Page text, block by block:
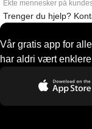
Ekte mennesker på
Trenger du hjelp?
Vår gratis app for
har aldri vært